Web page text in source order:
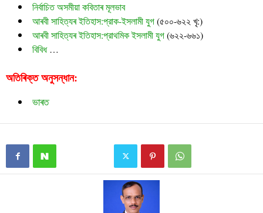
নির্বাচিত অসমীয়া কবিতাৰ মূলভাব
আৰবী সাহিত্যৰ ইতিহাস:প্রাক-ইসলামী যুগ(৫০০-৬২২ খৃ:)
আৰবী সাহিত্যৰ ইতিহাস:প্রাথমিক ইসলামী যুগ(৬২২-৬৬১)
বিবিধ…
অতিৰিক্ত অনুসন্ধান:
ভাৰত